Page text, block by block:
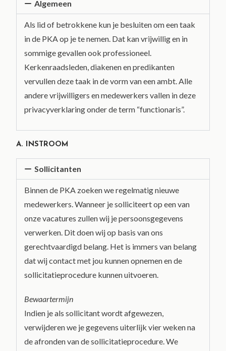
Algemeen
Als lid of betrokkene kun je besluiten om een taak
in de PKA op je te nemen. Dat kan vrijwillig en in
sommige gevallen ook professioneel.
Kerkenraadsleden, diakenen en predikanten
vervullen deze taak in de vorm van een ambt. Alle
andere vrijwilligers en medewerkers vallen in deze
privacyverklaring onder de term “functionaris”.
A. INSTROOM
Sollicitanten
Binnen de PKA zoeken we regelmatig nieuwe
medewerkers. Wanneer je solliciteert op een van
onze vacatures zullen wij je persoonsgegevens
verwerken. Dit doen wij op basis van ons
gerechtvaardigd belang. Het is immers van belang
dat wij contact met jou kunnen opnemen en de
sollicitatieprocedure kunnen uitvoeren.
Bewaartermijn
Indien je als sollicitant wordt afgewezen,
verwijderen we je gegevens uiterlijk vier weken na
de afronden van de sollicitatieprocedure. We